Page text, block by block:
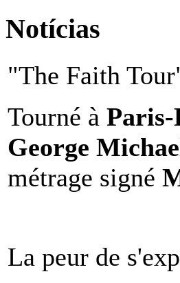
Notícias
"The Faith
Tourné à Paris-
George
métrage signé
La peur de